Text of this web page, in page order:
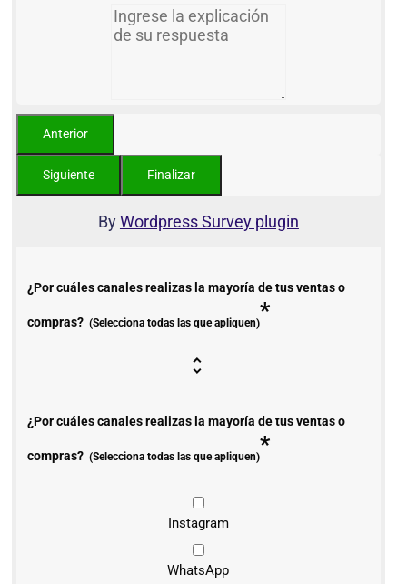
ByWordpress Survey plugin
¿Por cuáles canales realizas la mayoría de tus ventas o
compras? (Selecciona todas las que apliquen)*
¿Por cuáles canales realizas la mayoría de tus ventas o
compras? (Selecciona todas las que apliquen)*
Instagram
WhatsApp